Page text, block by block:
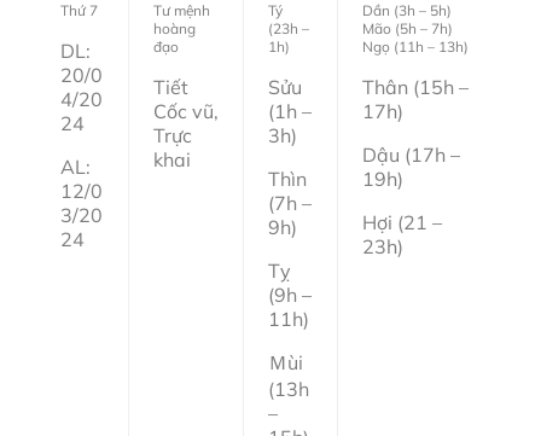
Thứ 7
DL:
20/0
4/20
24
AL:
12/0
3/20
24
Tư mệnh
hoàng
đạo
Tiết
Cốc vũ,
Trực
khai
Tý
(23h –
1h)
Sửu
(1h –
3h)
Thìn
(7h –
9h)
Tỵ
(9h –
11h)
Ｍùi
(13h
–
Dần (3h – 5h)
Mão (5h – 7h)
Ngọ (11h – 13h)
Thân (15h –
17h)
Dậu (17h –
19h)
Hợi (21 –
23h)